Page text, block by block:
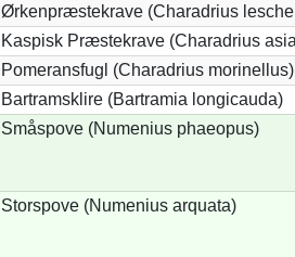
Ørkenpræstekrave (Charadrius
Kaspisk Præstekrave (Charadrius
Pomeransfugl (Charadrius morinellus)
Bartramsklire (Bartramia longicauda)
Småspove (Numenius phaeopus)
Storspove (Numenius arquata)